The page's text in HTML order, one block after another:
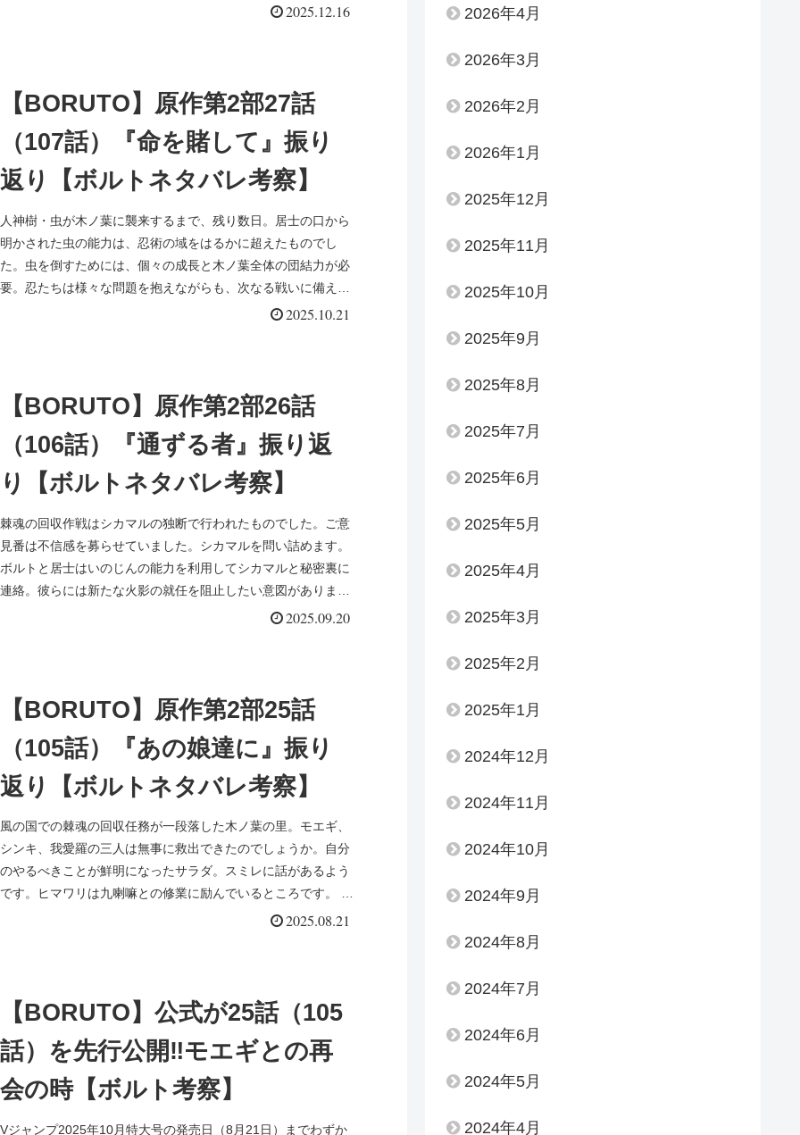
ルトたちは害虫を駆除し終えることができるのでしょうか。
2025.12.16
【BORUTO】原作第2部27話
（107話）『命を賭して』振り
返り【ボルトネタバレ考察】
人神樹・虫が木ノ葉に襲来するまで、残り数日。居士の口から
明かされた虫の能力は、忍術の域をはるかに超えたものでし
た。虫を倒すためには、個々の成長と木ノ葉全体の団結力が必
要。忍たちは様々な問題を抱えながらも、次なる戦いに備えま
す。果たして木ノ葉は「エイダを守る」という意思を統一し、
2025.10.21
【BORUTO】原作第2部26話
（106話）『通ずる者』振り返
り【ボルトネタバレ考察】
棘魂の回収作戦はシカマルの独断で行われたものでした。ご意
見番は不信感を募らせていました。シカマルを問い詰めます。
ボルトと居士はいのじんの能力を利用してシカマルと秘密裏に
連絡。彼らには新たな火影の就任を阻止したい意図がありまし
た。およそ一週間後に木ノ葉の里へ現れる人神樹・虫との戦い
2025.09.20
【BORUTO】原作第2部25話
（105話）『あの娘達に』振り
返り【ボルトネタバレ考察】
風の国での棘魂の回収任務が一段落した木ノ葉の里。モエギ、
シンキ、我愛羅の三人は無事に救出できたのでしょうか。自分
のやるべきことが鮮明になったサラダ。スミレに話があるよう
です。ヒマワリは九喇嘛との修業に励んでいるところです。 そ
してその様子を屋根から見ていたボルト。ついに「あいつ」の
2025.08.21
【BORUTO】公式が25話（105
話）を先行公開‼モエギとの再
会の時【ボルト考察】
Vジャンプ2025年10月特大号の発売日（8月21日）までわずか
2026年4月
2026年3月
2026年2月
2026年1月
2025年12月
2025年11月
2025年10月
2025年9月
2025年8月
2025年7月
2025年6月
2025年5月
2025年4月
2025年3月
2025年2月
2025年1月
2024年12月
2024年11月
2024年10月
2024年9月
2024年8月
2024年7月
2024年6月
2024年5月
2024年4月